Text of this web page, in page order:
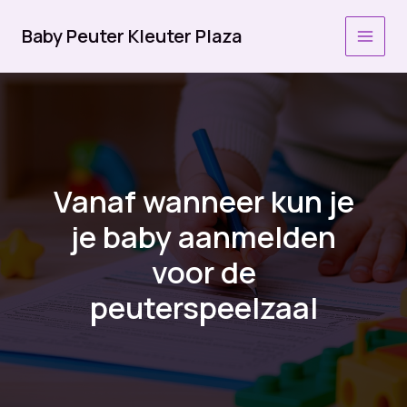
naar
inhoud
Baby Peuter Kleuter Plaza
Vanaf wanneer kun je
je baby aanmelden
voor de
peuterspeelzaal